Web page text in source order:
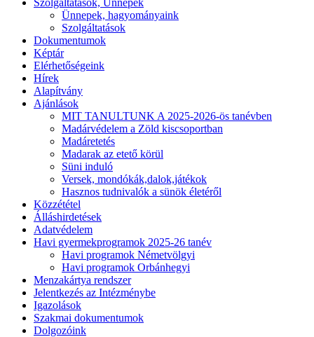
Ünnepek, hagyományaink
Szolgáltatások
Dokumentumok
Képtár
Elérhetőségeink
Hírek
Alapítvány
Ajánlások
MIT TANULTUNK A 2025-2026-ös tanévben
Madárvédelem a Zöld kiscsoportban
Madáretetés
Madarak az etető körül
Süni induló
Versek, mondókák,dalok,játékok
Hasznos tudnivalók a sünök életéről
Közzététel
Álláshirdetések
Adatvédelem
Havi gyermekprogramok 2025-26 tanév
Havi programok Németvölgyi
Havi programok Orbánhegyi
Menzakártya rendszer
Jelentkezés az Intézménybe
Igazolások
Szakmai dokumentumok
Dolgozóink